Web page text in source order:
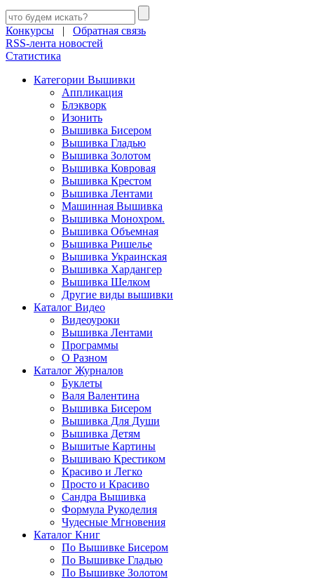
Конкурсы | Обратная связь
RSS-лента новостей
Статистика
Категории Вышивки
Аппликация
Блэкворк
Изонить
Вышивка Бисером
Вышивка Гладью
Вышивка Золотом
Вышивка Ковровая
Вышивка Крестом
Вышивка Лентами
Машинная Вышивка
Вышивка Монохром.
Вышивка Объемная
Вышивка Ришелье
Вышивка Украинская
Вышивка Хардангер
Вышивка Шелком
Другие виды вышивки
Каталог Видео
Видеоуроки
Вышивка Лентами
Программы
О Разном
Каталог Журналов
Буклеты
Валя Валентина
Вышивка Бисером
Вышивка Для Души
Вышивка Детям
Вышитые Картины
Вышиваю Крестиком
Красиво и Легко
Просто и Красиво
Сандра Вышивка
Формула Рукоделия
Чудесные Мгновения
Каталог Книг
По Вышивке Бисером
По Вышивке Гладью
По Вышивке Золотом